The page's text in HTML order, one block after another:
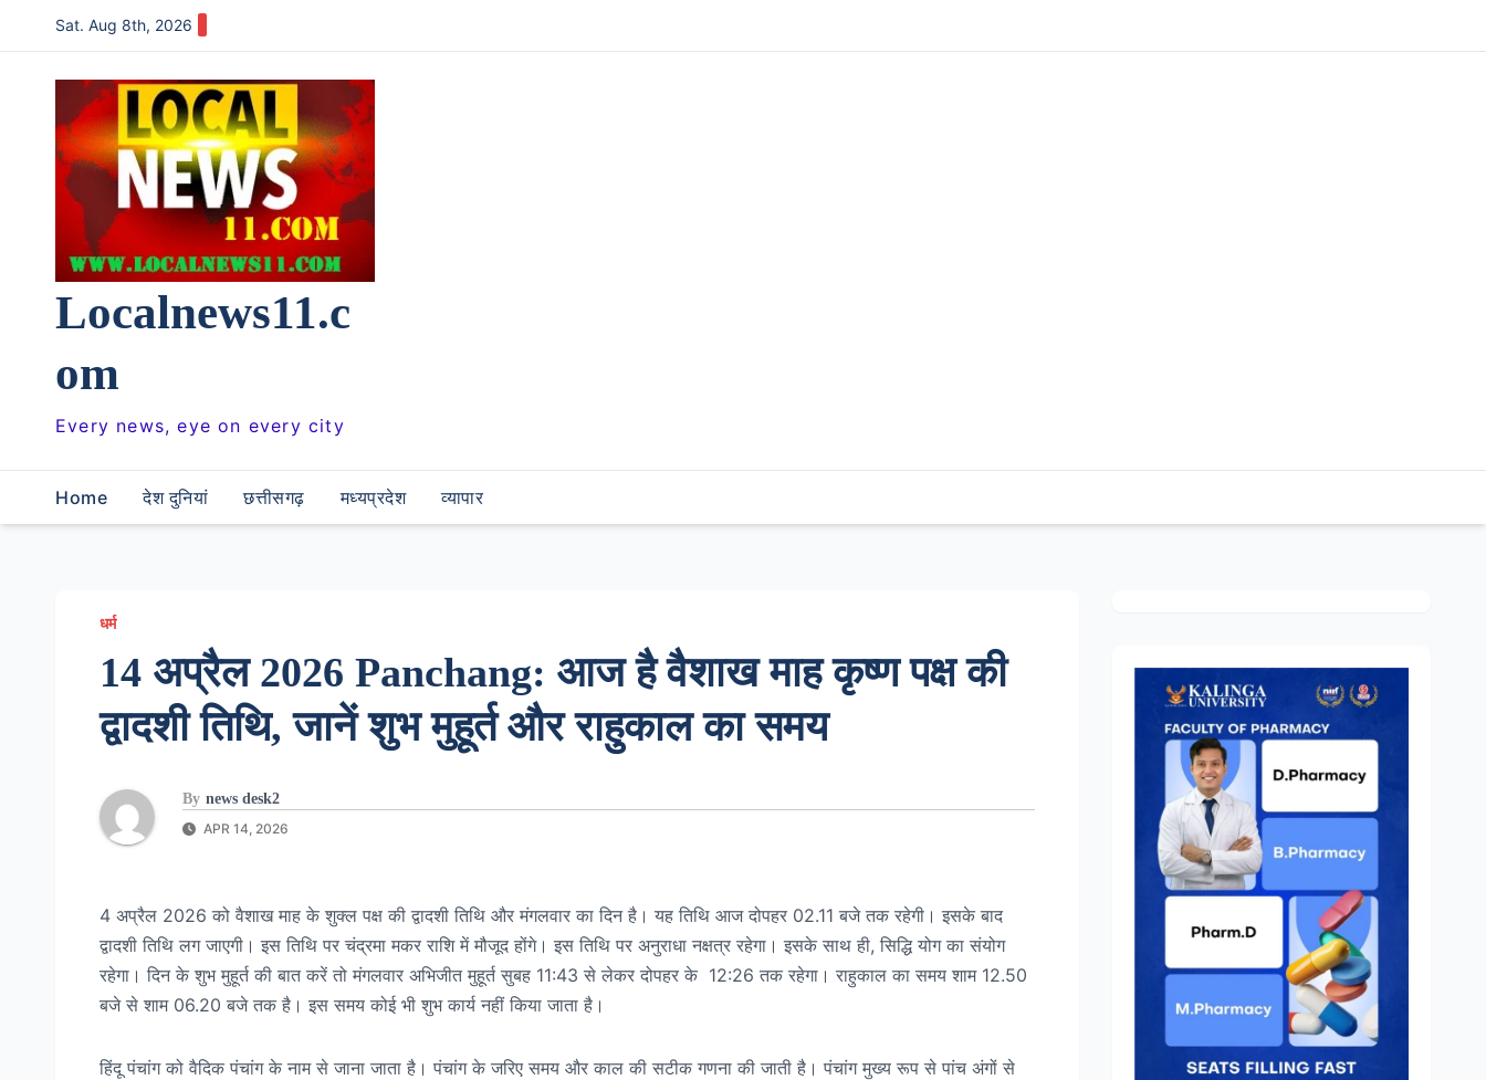
to
content
Sat. Aug 8th, 2026
Localnews11.c
om
Every news, eye on every city
Home देश दुनियां छत्तीसगढ़ मध्यप्रदेश व्यापार
धर्म
14 अप्रैल 2026 Panchang: आज है वैशाख माह कृष्ण पक्ष की
द्वादशी तिथि, जानें शुभ मुहूर्त और राहुकाल का समय
By news desk2
APR 14, 2026
4 अप्रैल 2026 को वैशाख माह के शुक्ल पक्ष की द्वादशी तिथि और मंगलवार का दिन है। यह तिथि आज दोपहर 02.11 बजे तक रहेगी। इसके बाद
द्वादशी तिथि लग जाएगी। इस तिथि पर चंद्रमा मकर राशि में मौजूद होंगे। इस तिथि पर अनुराधा नक्षत्र रहेगा। इसके साथ ही, सिद्धि योग का संयोग
रहेगा। दिन के शुभ मुहूर्त की बात करें तो मंगलवार अभिजीत मुहूर्त सुबह 11:43 से लेकर दोपहर के 12:26 तक रहेगा। राहुकाल का समय शाम 12.50
बजे से शाम 06.20 बजे तक है। इस समय कोई भी शुभ कार्य नहीं किया जाता है।
हिंदू पंचांग को वैदिक पंचांग के नाम से जाना जाता है। पंचांग के जरिए समय और काल की सटीक गणना की जाती है। पंचांग मुख्य रूप से पांच अंगों से